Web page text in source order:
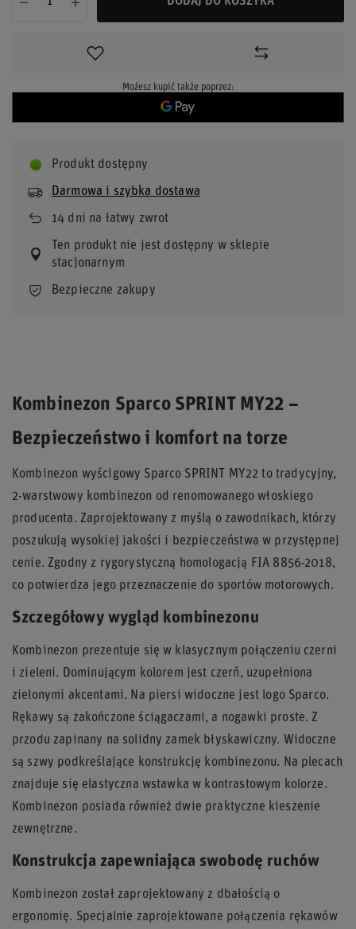
Możesz kupić także poprzez:
Produkt dostępny
Darmowa i szybka dostawa
14 dni na łatwy zwrot
Ten produkt nie jest dostępny w sklepie
stacjonarnym
Bezpieczne zakupy
Kombinezon Sparco SPRINT MY22 –
Bezpieczeństwo i komfort na torze
Kombinezon wyścigowy Sparco SPRINT MY22 to tradycyjny,
2-warstwowy kombinezon od renomowanego włoskiego
producenta. Zaprojektowany z myślą o zawodnikach, którzy
poszukują wysokiej jakości i bezpieczeństwa w przystępnej
cenie. Zgodny z rygorystyczną homologacją FIA 8856-2018,
co potwierdza jego przeznaczenie do sportów motorowych.
Szczegółowy wygląd kombinezonu
Kombinezon prezentuje się w klasycznym połączeniu czerni
i zieleni. Dominującym kolorem jest czerń, uzupełniona
zielonymi akcentami. Na piersi widoczne jest logo Sparco.
Rękawy są zakończone ściągaczami, a nogawki proste. Z
przodu zapinany na solidny zamek błyskawiczny. Widoczne
są szwy podkreślające konstrukcję kombinezonu. Na plecach
znajduje się elastyczna wstawka w kontrastowym kolorze.
Kombinezon posiada również dwie praktyczne kieszenie
zewnętrzne.
Konstrukcja zapewniająca swobodę ruchów
Kombinezon został zaprojektowany z dbałością o
ergonomię. Specjalnie zaprojektowane połączenia rękawów